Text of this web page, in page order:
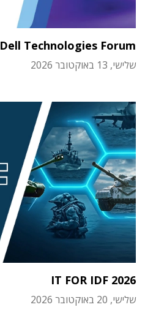
Dell Technologies Forum
שלישי, 13 באוקטובר 2026
IT FOR IDF 2026
שלישי, 20 באוקטובר 2026